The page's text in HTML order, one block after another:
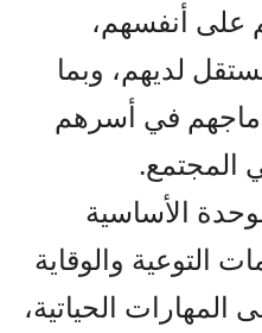
على أنفسهم،
لديهم، وبما
في أسرهم
المجتمع.
الأساسية
التوعية والوقاية
المهارات الحياتية،